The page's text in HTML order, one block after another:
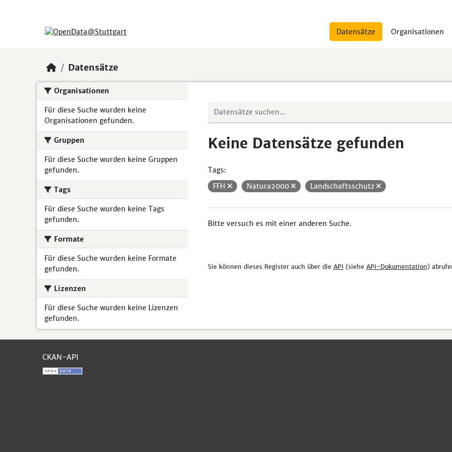
Datensätze Organisationen
Datensätze
Organisationen
Für diese Suche wurden keine
Organisationen gefunden.
Gruppen
Für diese Suche wurden keine Gruppen
gefunden.
Tags
Für diese Suche wurden keine Tags
gefunden.
Formate
Für diese Suche wurden keine Formate
gefunden.
Lizenzen
Für diese Suche wurden keine Lizenzen
gefunden.
Keine Datensätze gefunden
Tags:
FFH
Natura2000 Landschaftsschutz
Bitte versuch es mit einer anderen Suche.
Sie können dieses Register auch über die API (siehe API-Dokumentation)
CKAN-API